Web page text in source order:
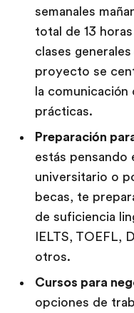
semanales
total de 13
clases
proyecto se
la comunicación
prácticas.
Preparación
estás pensando
universitario o
becas, te
de suficiencia
IELTS, TOEFL,
otros.
Cursos para
opciones de